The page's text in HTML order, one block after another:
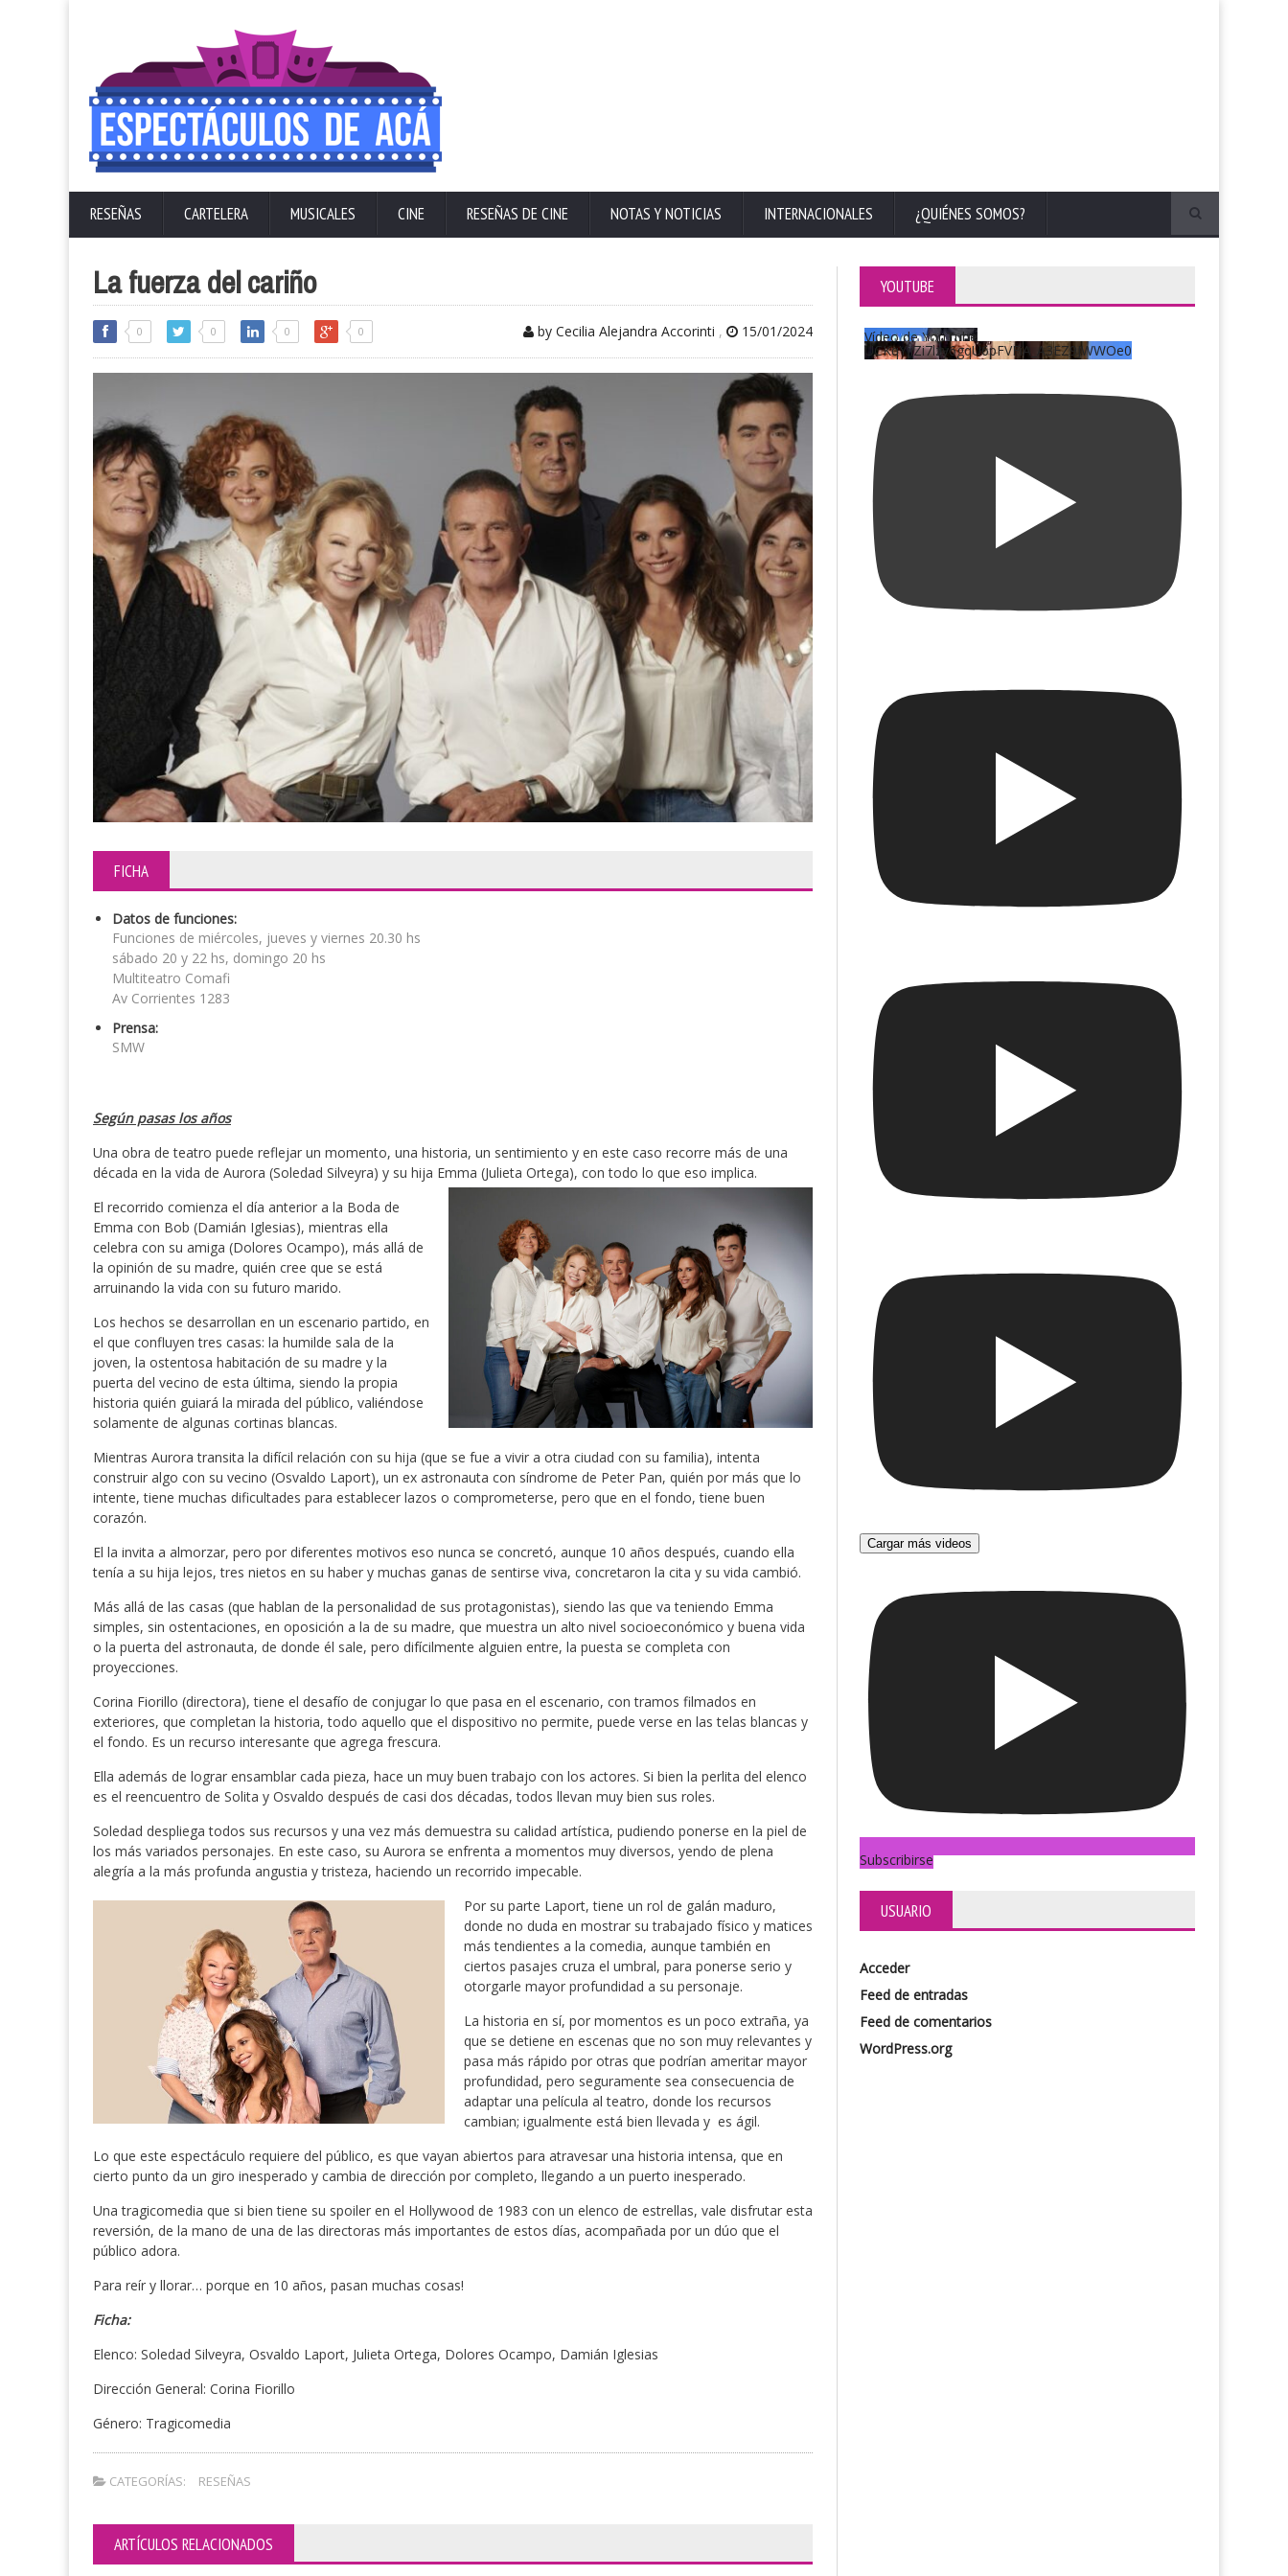
RESEÑAS CARTELERA MUSICALES CINE RESEÑAS DE CINE NOTAS Y NOTICIAS INTERNACIONALES ¿QUIÉNES SOMOS?
La fuerza del cariño
0 0 0 0 by Cecilia Alejandra Accorinti , 15/01/2024
FICHA
Datos de funciones:
Funciones de miércoles, jueves y viernes 20.30 hs
sábado 20 y 22 hs, domingo 20 hs
Multiteatro Comafi
Av Corrientes 1283
Prensa:
SMW
Según pasas los años
Una obra de teatro puede reflejar un momento, una historia, un sentimiento y en este caso recorre más de una
década en la vida de Aurora (Soledad Silveyra) y su hija Emma (Julieta Ortega), con todo lo que eso implica.
El recorrido comienza el día anterior a la Boda de
Emma con Bob (Damián Iglesias), mientras ella
celebra con su amiga (Dolores Ocampo), más allá de
la opinión de su madre, quién cree que se está
arruinando la vida con su futuro marido.
Los hechos se desarrollan en un escenario partido, en
el que confluyen tres casas: la humilde sala de la
joven, la ostentosa habitación de su madre y la
puerta del vecino de esta última, siendo la propia
historia quién guiará la mirada del público, valiéndose
solamente de algunas cortinas blancas.
Mientras Aurora transita la difícil relación con su hija (que se fue a vivir a otra ciudad con su familia), intenta
construir algo con su vecino (Osvaldo Laport), un ex astronauta con síndrome de Peter Pan, quién por más que lo
intente, tiene muchas dificultades para establecer lazos o comprometerse, pero que en el fondo, tiene buen
corazón.
El la invita a almorzar, pero por diferentes motivos eso nunca se concretó, aunque 10 años después, cuando ella
tenía a su hija lejos, tres nietos en su haber y muchas ganas de sentirse viva, concretaron la cita y su vida cambió.
Más allá de las casas (que hablan de la personalidad de sus protagonistas), siendo las que va teniendo Emma
simples, sin ostentaciones, en oposición a la de su madre, que muestra un alto nivel socioeconómico y buena vida
o la puerta del astronauta, de donde él sale, pero difícilmente alguien entre, la puesta se completa con
proyecciones.
Corina Fiorillo (directora), tiene el desafío de conjugar lo que pasa en el escenario, con tramos filmados en
exteriores, que completan la historia, todo aquello que el dispositivo no permite, puede verse en las telas blancas y
el fondo. Es un recurso interesante que agrega frescura.
Ella además de lograr ensamblar cada pieza, hace un muy buen trabajo con los actores. Si bien la perlita del elenco
es el reencuentro de Solita y Osvaldo después de casi dos décadas, todos llevan muy bien sus roles.
Soledad despliega todos sus recursos y una vez más demuestra su calidad artística, pudiendo ponerse en la piel de
los más variados personajes. En este caso, su Aurora se enfrenta a momentos muy diversos, yendo de plena
alegría a la más profunda angustia y tristeza, haciendo un recorrido impecable.
Por su parte Laport, tiene un rol de galán maduro,
donde no duda en mostrar su trabajado físico y matices
más tendientes a la comedia, aunque también en
ciertos pasajes cruza el umbral, para ponerse serio y
otorgarle mayor profundidad a su personaje.
La historia en sí, por momentos es un poco extraña, ya
que se detiene en escenas que no son muy relevantes y
pasa más rápido por otras que podrían ameritar mayor
profundidad, pero seguramente sea consecuencia de
adaptar una película al teatro, donde los recursos
cambian; igualmente está bien llevada y es ágil.
Lo que este espectáculo requiere del público, es que vayan abiertos para atravesar una historia intensa, que en
cierto punto da un giro inesperado y cambia de dirección por completo, llegando a un puerto inesperado.
Una tragicomedia que si bien tiene su spoiler en el Hollywood de 1983 con un elenco de estrellas, vale disfrutar esta
reversión, de la mano de una de las directoras más importantes de estos días, acompañada por un dúo que el
público adora.
Para reír y llorar… porque en 10 años, pasan muchas cosas!
Ficha:
Elenco: Soledad Silveyra, Osvaldo Laport, Julieta Ortega, Dolores Ocampo, Damián Iglesias
Dirección General: Corina Fiorillo
Género: Tragicomedia
CATEGORÍAS: RESEÑAS
ARTÍCULOS RELACIONADOS
YOUTUBE
Vídeo de YouTube
UCKqYjiZi7lzy6gqU6pFVFiA_A3EZ9JWWOe0
Cargar más videos
Subscribirse
USUARIO
Acceder
Feed de entradas
Feed de comentarios
WordPress.org